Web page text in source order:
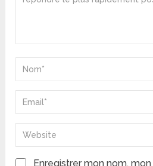
Enregistrer mon nom,